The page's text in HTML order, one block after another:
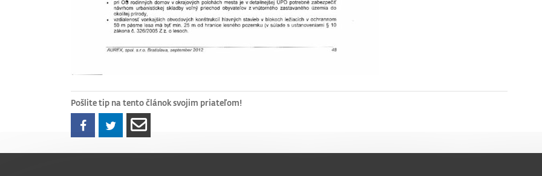
Pošlite tip na tento článok svojim priateľom!